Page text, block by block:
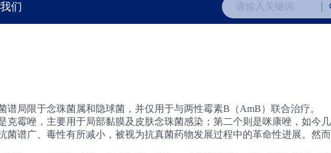
们 请输入关键词
局限于念珠菌属和隐球菌，并仅用于与两性霉素B（AmB）联合治疗。
霉唑，主要用于局部黏膜及皮肤念珠菌感染；第二个则是咪康唑，如今
谱广、毒性有所减小，被视为抗真菌药物发展过程中的革命性进展。然